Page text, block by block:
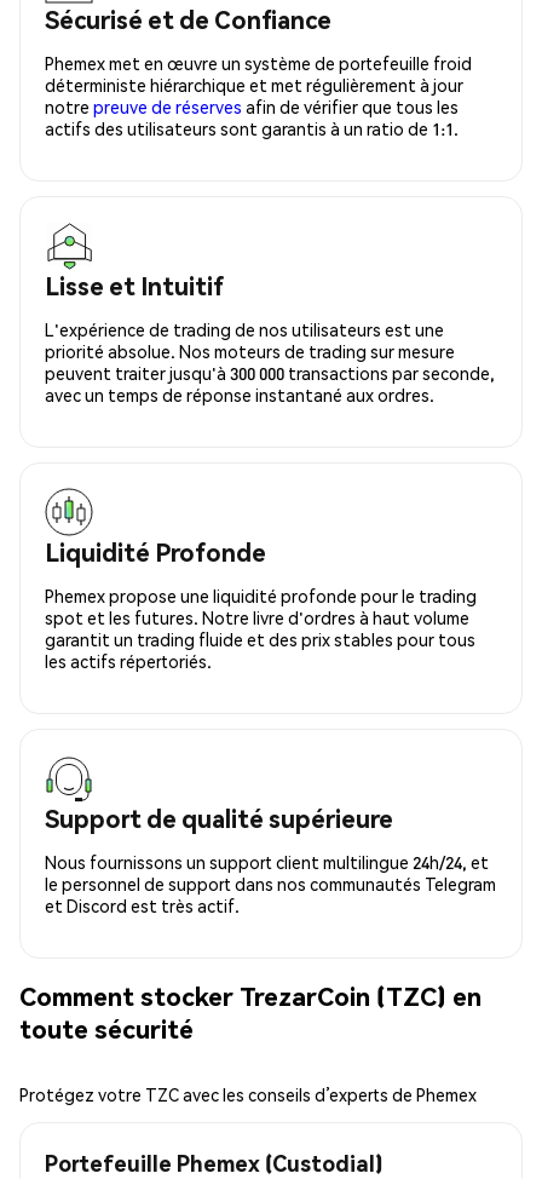
Sécurisé et de Confiance
Phemex met en œuvre un système de portefeuille froid
déterministe hiérarchique et met régulièrement à jour
notre preuve de réserves afin de vérifier que tous les
actifs des utilisateurs sont garantis à un ratio de 1:1.
Lisse et Intuitif
L'expérience de trading de nos utilisateurs est une
priorité absolue. Nos moteurs de trading sur mesure
peuvent traiter jusqu'à 300 000 transactions par seconde,
avec un temps de réponse instantané aux ordres.
Liquidité Profonde
Phemex propose une liquidité profonde pour le trading
spot et les futures. Notre livre d'ordres à haut volume
garantit un trading fluide et des prix stables pour tous
les actifs répertoriés.
Support de qualité supérieure
Nous fournissons un support client multilingue 24h/24, et
le personnel de support dans nos communautés Telegram
et Discord est très actif.
Comment stocker TrezarCoin (TZC) en
toute sécurité
Protégez votre TZC avec les conseils d’experts de Phemex
Portefeuille Phemex (Custodial)